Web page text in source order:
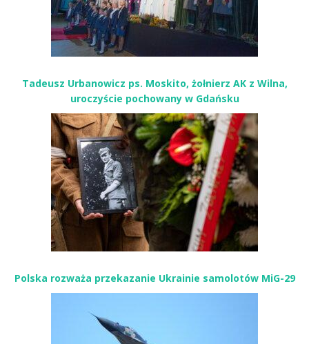
Tadeusz Urbanowicz ps. Moskito, żołnierz AK z Wilna,
uroczyście pochowany w Gdańsku
Polska rozważa przekazanie Ukrainie samolotów MiG-29